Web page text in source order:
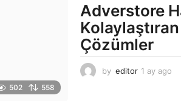
502 558
Adverstore
Çözümler
by editor 1 ay ago